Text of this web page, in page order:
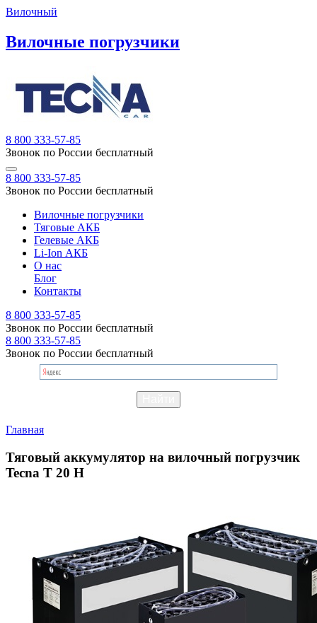
Вилочный
Вилочные погрузчики
8 800 333-57-85
Звонок по России бесплатный
8 800 333-57-85
Звонок по России бесплатный
Вилочные погрузчики
Тяговые АКБ
Гелевые АКБ
Li-Ion АКБ
О нас
Блог
Контакты
8 800 333-57-85
Звонок по России бесплатный
8 800 333-57-85
Звонок по России бесплатный
Главная
Тяговый аккумулятор на вилочный погрузчик
Tecna T 20 H